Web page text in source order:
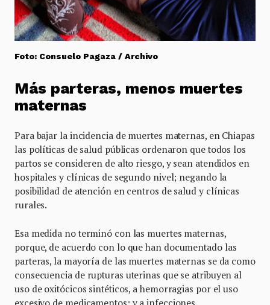
Foto: Consuelo Pagaza / Archivo
Más parteras, menos muertes
maternas
Para bajar la incidencia de muertes maternas, en Chiapas
las políticas de salud públicas ordenaron que todos los
partos se consideren de alto riesgo, y sean atendidos en
hospitales y clínicas de segundo nivel; negando la
posibilidad de atención en centros de salud y clínicas
rurales.
Esa medida no terminó con las muertes maternas,
porque, de acuerdo con lo que han documentado las
parteras, la mayoría de las muertes maternas se da como
consecuencia de rupturas uterinas que se atribuyen al
uso de oxitócicos sintéticos, a hemorragias por el uso
excesivo de medicamentos; y a infecciones